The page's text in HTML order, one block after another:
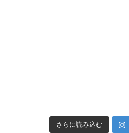
さらに読み込む